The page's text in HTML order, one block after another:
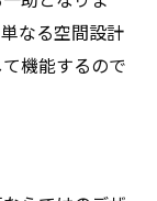
なる空間設計
機能するので